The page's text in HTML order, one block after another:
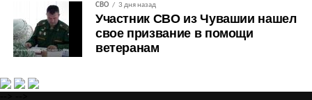
СВО 3 дня назад
Участник СВО из Чувашии нашел
свое призвание в помощи
ветеранам